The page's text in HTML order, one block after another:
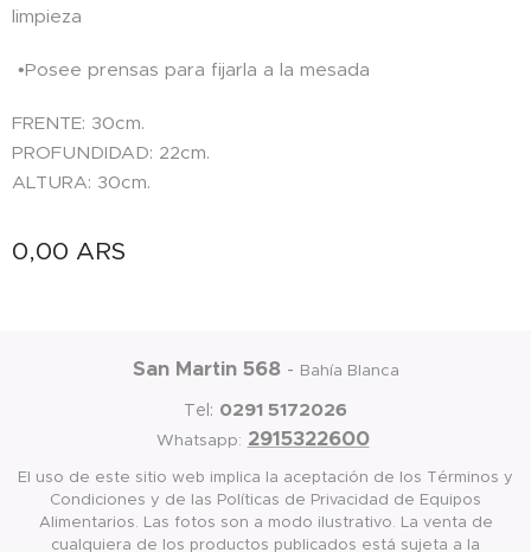
limpieza
•Posee prensas para fijarla a la mesada
FRENTE: 30cm.
PROFUNDIDAD: 22cm.
ALTURA: 30cm.
0,00 ARS
San Martin 568- Bahía Blanca
Tel: 0291 5172026
Whatsapp: 2915322600
El uso de este sitio web implica la aceptación de los Términos y
Condiciones y de las Políticas de Privacidad de Equipos
Alimentarios. Las fotos son a modo ilustrativo. La venta de
cualquiera de los productos publicados está sujeta a la